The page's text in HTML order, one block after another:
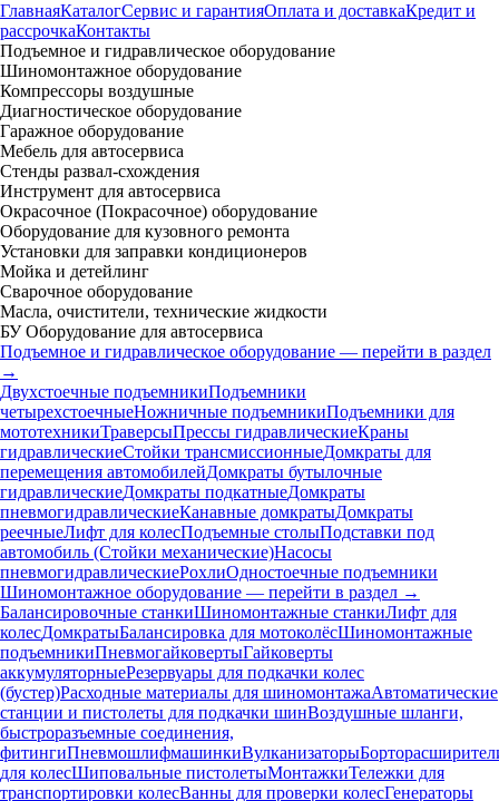
ГлавнаяКаталогСервис и гарантияОплата и доставкаКредит и
рассрочкаКонтакты
Подъемное и гидравлическое оборудование
Шиномонтажное оборудование
Компрессоры воздушные
Диагностическое оборудование
Гаражное оборудование
Мебель для автосервиса
Стенды развал-схождения
Инструмент для автосервиса
Окрасочное (Покрасочное) оборудование
Оборудование для кузовного ремонта
Установки для заправки кондиционеров
Мойка и детейлинг
Сварочное оборудование
Масла, очистители, технические жидкости
БУ Оборудование для автосервиса
Подъемное и гидравлическое оборудование — перейти в раздел
→
Двухстоечные подъемникиПодъемники
четырехстоечныеНожничные подъемникиПодъемники для
мототехникиТраверсыПрессы гидравлическиеКраны
гидравлическиеСтойки трансмиссионныеДомкраты для
перемещения автомобилейДомкраты бутылочные
гидравлическиеДомкраты подкатныеДомкраты
пневмогидравлическиеКанавные домкратыДомкраты
реечныеЛифт для колесПодъемные столыПодставки под
автомобиль (Стойки механические)Насосы
пневмогидравлическиеРохлиОдностоечные подъемники
Шиномонтажное оборудование — перейти в раздел →
Балансировочные станкиШиномонтажные станкиЛифт для
колесДомкратыБалансировка для мотоколёсШиномонтажные
подъемникиПневмогайковертыГайковерты
аккумуляторныеРезервуары для подкачки колес
(бустер)Расходные материалы для шиномонтажаАвтоматические
станции и пистолеты для подкачки шинВоздушные шланги,
быстроразъемные соединения,
фитингиПневмошлифмашинкиВулканизаторы
для колесШиповальные пистолетыМонтажкиТележки для
транспортировки колесВанны для проверки колесГенераторы